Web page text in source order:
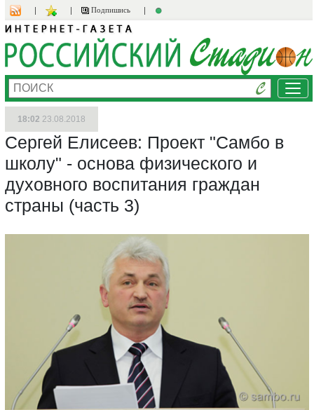
Подпишись
18:02 23.08.2018
Сергей Елисеев: Проект "Самбо в
школу" - основа физического и
духовного воспитания граждан
страны (часть 3)